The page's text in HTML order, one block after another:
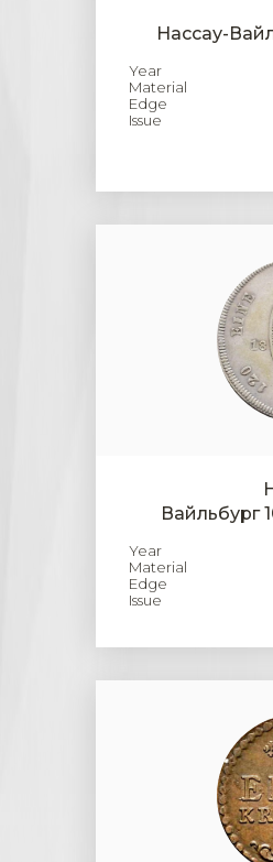
Нассау-
Year
Material
Edge
Issue
Вайльбург
Year
Material
Edge
Issue